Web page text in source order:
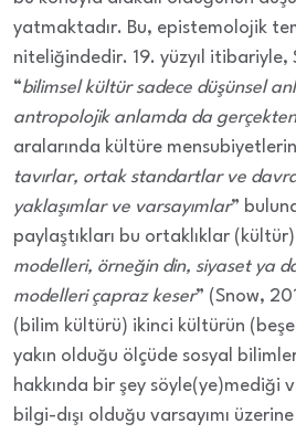
yatmaktadır. Bu, epistemolojik
niteliğindedir. 19. yüzyıl itibariyle,
“bilimsel kültür sadece düşünsel
antropolojik anlamda da
aralarında kültüre
tavırlar, ortak standartlar ve
yaklaşımlar ve varsayımlar”
paylaştıkları bu ortaklıklar (kültür)
modelleri, örneğin din, siyaset ya da
modelleri çapraz keser” (Snow,
(bilim kültürü) ikinci kültürün
yakın olduğu ölçüde sosyal
hakkında bir şey söyle(ye)mediği
bilgi-dışı olduğu varsayımı